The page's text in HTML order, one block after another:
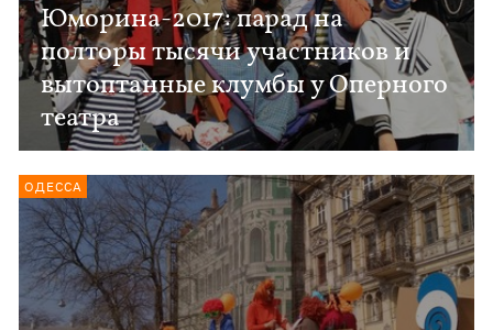
Юморина-2017: парад на
полторы тысячи участников и
вытоптанные клумбы у Оперного
театра
ОДЕССА